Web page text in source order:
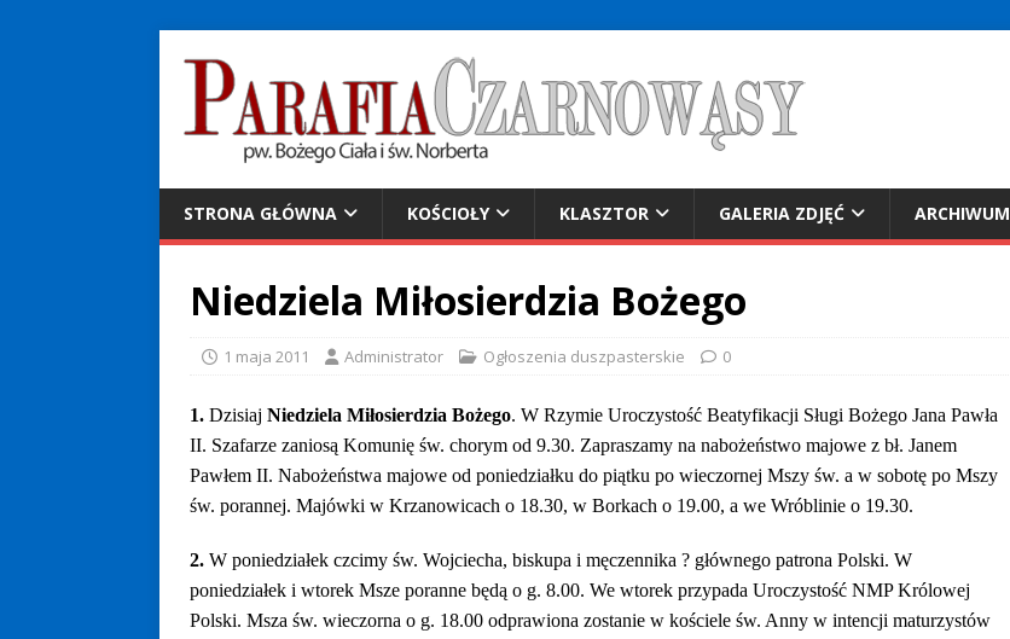
STRONA GŁÓWNA KOŚCIOŁY KLASZTOR GALERIA ZDJĘĆ ARCHIWUM
Niedziela Miłosierdzia Bożego
1 maja 2011 Administrator Ogłoszenia duszpasterskie 0
1. Dzisiaj Niedziela Miłosierdzia Bożego. W Rzymie Uroczystość Beatyfikacji Sługi Bożego Jana Pawła
II. Szafarze zaniosą Komunię św. chorym od 9.30. Zapraszamy na nabożeństwo majowe z bł. Janem
Pawłem II. Nabożeństwa majowe od poniedziałku do piątku po wieczornej Mszy św. a w sobotę po Mszy
św. porannej. Majówki w Krzanowicach o 18.30, w Borkach o 19.00, a we Wróblinie o 19.30.
2. W poniedziałek czcimy św. Wojciecha, biskupa i męczennika ? głównego patrona Polski. W
poniedziałek i wtorek Msze poranne będą o g. 8.00. We wtorek przypada Uroczystość NMP Królowej
Polski. Msza św. wieczorna o g. 18.00 odprawiona zostanie w kościele św. Anny w intencji maturzystów